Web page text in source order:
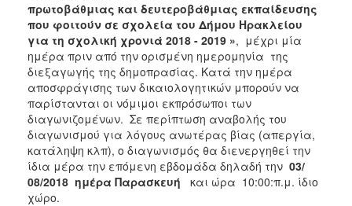
πρωτοβάθμιας και δευτεροβάθμιας εκπαίδευσης
που φοιτούν σε σχολεία του Δήμου Ηρακλείου
για τη σχολική χρονιά 2018 - 2019 », μέχρι μία
ημέρα πριν από την ορισμένη ημερομηνία της
διεξαγωγής της δημοπρασίας. Κατά την ημέρα
αποσφράγισης των δικαιολογητικών μπορούν να
παρίστανται οι νόμιμοι εκπρόσωποι των
διαγωνιζομένων. Σε περίπτωση αναβολής του
διαγωνισμού για λόγους ανωτέρας βίας (απεργία,
κατάληψη κλπ), ο διαγωνισμός θα διενεργηθεί την
ίδια μέρα την επόμενη εβδομάδα δηλαδή την 03/
08/2018 ημέρα Παρασκευή
και ώρα 10:00:π.μ. ίδιο
χώρο.